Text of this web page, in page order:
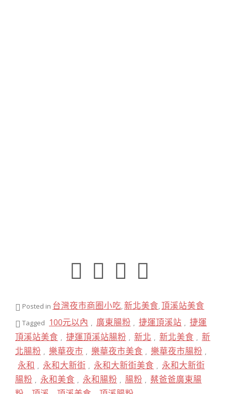
Posted in 台灣夜市商圈小吃,新北美食,頂溪站美食
Tagged 100元以內 , 廣東腸粉 , 捷運頂溪站 , 捷運
頂溪站美食 , 捷運頂溪站腸粉 , 新北 , 新北美食 , 新
北腸粉 , 樂華夜市 , 樂華夜市美食 , 樂華夜市腸粉 ,
永和 , 永和大新街 , 永和大新街美食 , 永和大新街
腸粉 , 永和美食 , 永和腸粉 , 腸粉 , 蔡爸爸廣東腸